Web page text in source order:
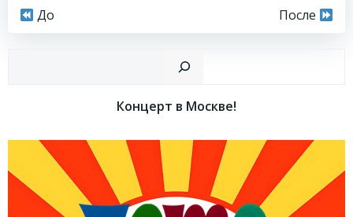
Навигация
записям
До
Навигация
по
записям
После
Концерт в Москве!